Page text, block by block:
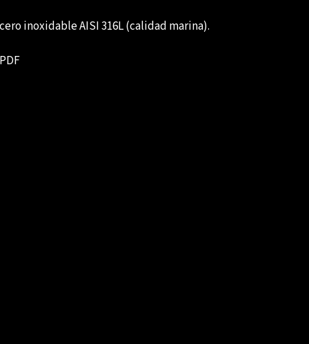
inoxidable AISI 316L (calidad marina).